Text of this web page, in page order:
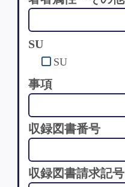
SU
SU
事項
収録図書番号
収録図書請求記号